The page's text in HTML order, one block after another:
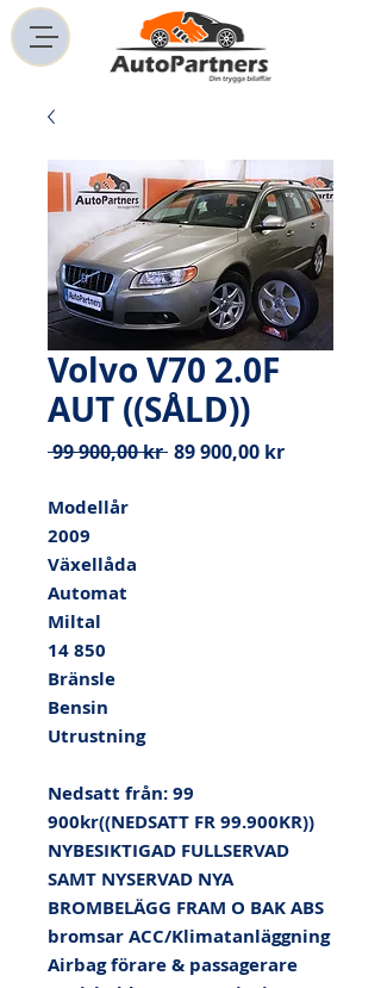
Volvo V70 2.0F
AUT ((SÅLD))
99 900,00 kr Ordinarie
89 900,00 krReapris
Modellår
2009
Växellåda
Automat
Miltal
14 850
Bränsle
Bensin
Utrustning
Nedsatt från: 99
900kr((NEDSATT FR 99.900KR))
NYBESIKTIGAD FULLSERVAD
SAMT NYSERVAD NYA
BROMBELÄGG FRAM O BAK ABS
bromsar ACC/Klimatanläggning
Airbag förare & passagerare